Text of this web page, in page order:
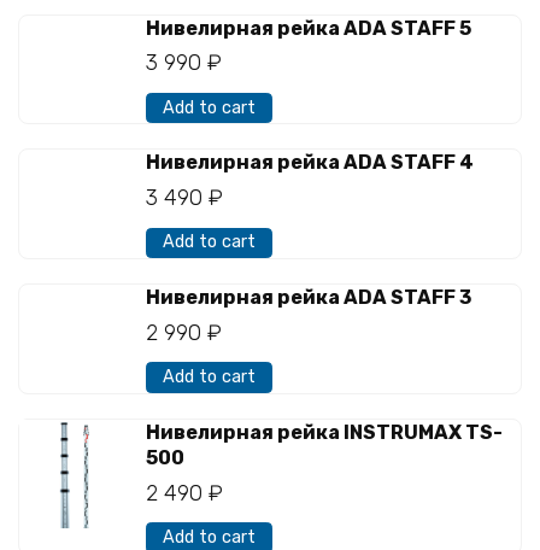
Нивелирная рейка ADA STAFF 5
3 990 ₽
Add to cart
Нивелирная рейка ADA STAFF 4
3 490 ₽
Add to cart
Нивелирная рейка ADA STAFF 3
2 990 ₽
Add to cart
Нивелирная рейка INSTRUMAX TS-
500
2 490 ₽
Add to cart